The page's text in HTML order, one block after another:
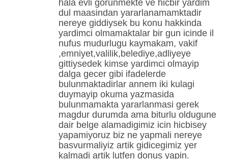
hala evli gorunmekte ve hicbir yardim
dul maasindan yararlanamamktadir
nereye giddiysek bu konu hakkinda
yardimci olmamaktalar bir gun icinde il
nufus mudurlugu kaymakam, vakif
,emniyet,valilik,belediye,adliyeye
gittiysedek kimse yardimci olmayip
dalga gecer gibi ifadelerde
bulunmaktadirlar annem iki kulagi
duymayip okuma yazmasida
bulunmamakta yararlanmasi gerek
magdur durumda ama biturlu oldugune
dair belge alamadigimiz icin hicbisey
yapamiyoruz biz ne yapmali nereye
basvurmaliyiz artik gidicegimiz yer
kalmadi artik lutfen donus yapin.